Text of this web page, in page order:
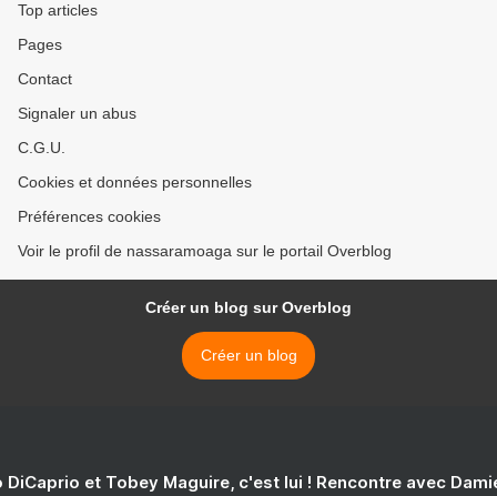
Top articles
Pages
Contact
Signaler un abus
C.G.U.
Cookies et données personnelles
Préférences cookies
Voir le profil de nassaramoaga sur le portail Overblog
Créer un blog sur Overblog
Créer un blog
DiCaprio et Tobey Maguire, c'est lui ! Rencontre avec